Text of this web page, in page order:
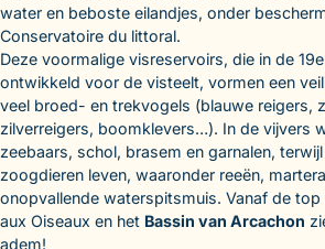
water en beboste eilandjes, onder
Conservatoire du littoral.
Deze voormalige visreservoirs, die in de
ontwikkeld voor de visteelt, vormen een
veel broed- en trekvogels (blauwe reigers,
zilverreigers, boomklevers…). In de vijvers
zeebaars, schol, brasem en garnalen,
zoogdieren leven, waaronder reeën,
onopvallende waterspitsmuis. Vanaf de top
aux Oiseaux en het Bassin van Arcachon
adem!